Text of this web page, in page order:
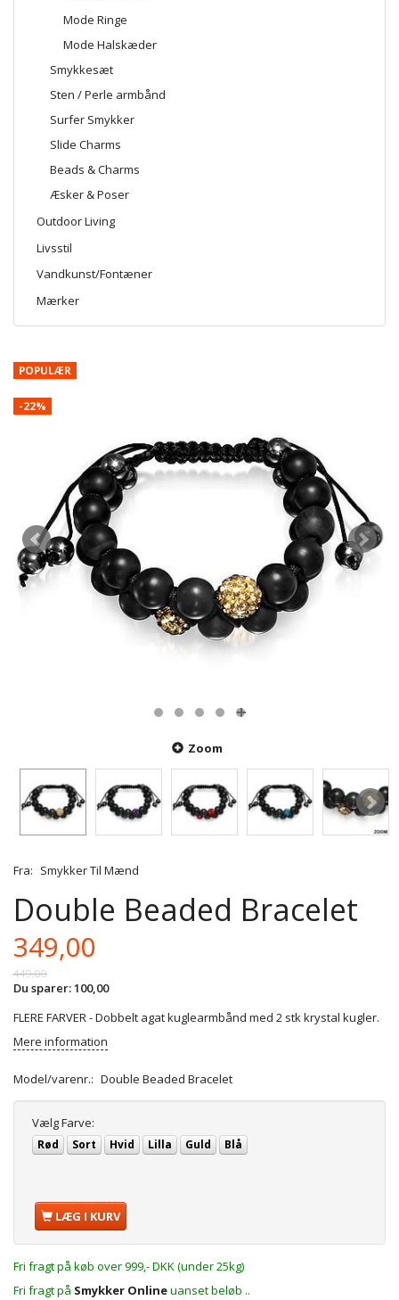
Mode Ringe
Mode Halskæder
Smykkesæt
Sten / Perle armbånd
Surfer Smykker
Slide Charms
Beads & Charms
Æsker & Poser
Outdoor Living
Livsstil
Vandkunst/Fontæner
Mærker
POPULÆR
-22%
Zoom
Fra: Smykker Til Mænd
Double Beaded Bracelet
349,00
449,00
Du sparer:100,00
FLERE FARVER - Dobbelt agat kuglearmbånd med 2 stk krystal kugler.
Mere information
Model/varenr.: Double Beaded Bracelet
VælgFarve:
Rød Sort Hvid Lilla Guld Blå
LÆG I KURV
Fri fragt på køb over 999,- DKK (under 25kg)
Fri fragt på Smykker Onlineuanset beløb ..